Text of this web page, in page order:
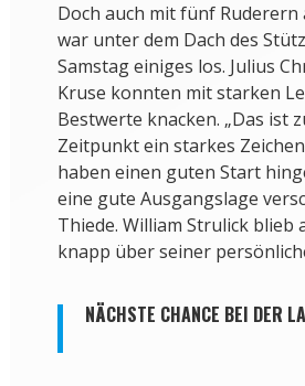
Doch auch mit fünf
war unter dem Dach des
Samstag einiges los. Julius
Kruse konnten mit starken
Bestwerte knacken. „Das ist
Zeitpunkt ein starkes
haben einen guten Start
eine gute Ausgangslage
Thiede. William Strulick blieb
knapp über seiner
NÄCHSTE CHANCE BEI DER